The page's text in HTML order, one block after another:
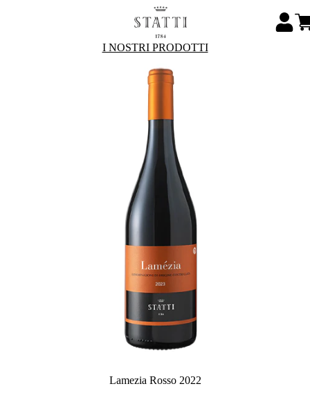
I NOSTRI PRODOTTI
Lamezia Rosso 2022